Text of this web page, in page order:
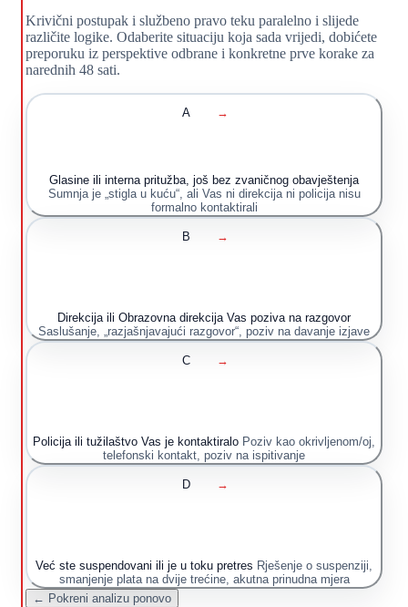
Krivični postupak i službeno pravo teku paralelno i slijede
različite logike. Odaberite situaciju koja sada vrijedi, dobićete
preporuku iz perspektive odbrane i konkretne prve korake za
narednih 48 sati.
A →
Glasine ili interna pritužba, još bez zvaničnog obavještenja
Sumnja je „stigla u kuću“, ali Vas ni direkcija ni policija nisu
formalno kontaktirali
B →
Direkcija ili Obrazovna direkcija Vas poziva na razgovor
Saslušanje, „razjašnjavajući razgovor“, poziv na davanje izjave
C →
Policija ili tužilaštvo Vas je kontaktiralo Poziv kao okrivljenom/oj,
telefonski kontakt, poziv na ispitivanje
D →
Već ste suspendovani ili je u toku pretres Rješenje o suspenziji,
smanjenje plata na dvije trećine, akutna prinudna mjera
← Pokreni analizu ponovo